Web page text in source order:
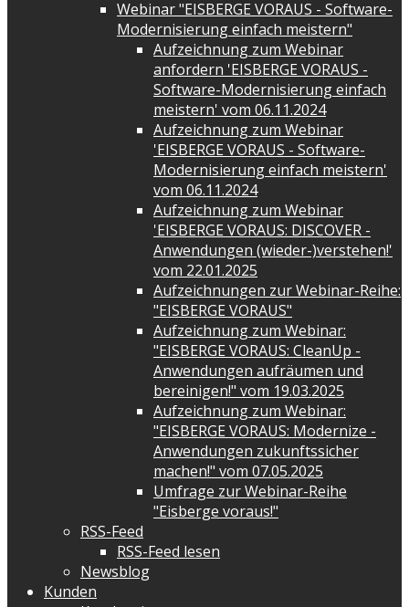
Webinar "EISBERGE VORAUS - Software-
Modernisierung einfach meistern"
Aufzeichnung zum Webinar
anfordern 'EISBERGE VORAUS -
Software-Modernisierung einfach
meistern' vom 06.11.2024
Aufzeichnung zum Webinar
'EISBERGE VORAUS - Software-
Modernisierung einfach meistern'
vom 06.11.2024
Aufzeichnung zum Webinar
'EISBERGE VORAUS: DISCOVER -
Anwendungen (wieder-)verstehen!'
vom 22.01.2025
Aufzeichnungen zur Webinar-Reihe:
"EISBERGE VORAUS"
Aufzeichnung zum Webinar:
"EISBERGE VORAUS: CleanUp -
Anwendungen aufräumen und
bereinigen!" vom 19.03.2025
Aufzeichnung zum Webinar:
"EISBERGE VORAUS: Modernize -
Anwendungen zukunftssicher
machen!" vom 07.05.2025
Umfrage zur Webinar-Reihe
"Eisberge voraus!"
RSS-Feed
RSS-Feed lesen
Newsblog
Kunden